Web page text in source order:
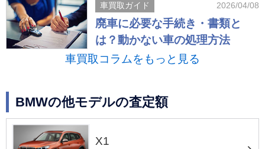
車買取ガイド 2026/04/08
廃車に必要な手続き・書類と
は？動かない車の処理方法
車買取コラムをもっと見る
BMWの他モデルの査定額
X1